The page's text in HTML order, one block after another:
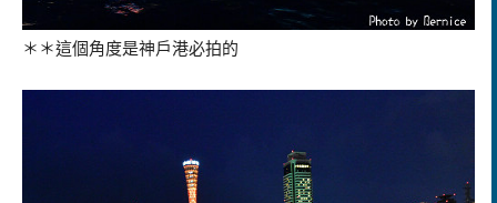
＊＊這個角度是神戶港必拍的